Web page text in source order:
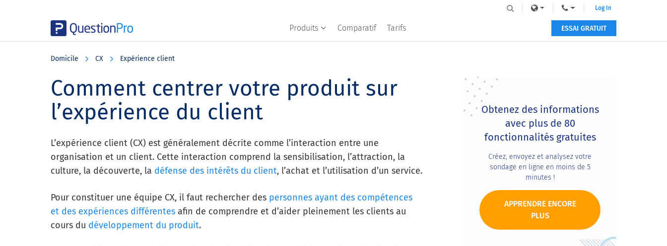
Produits Comparatif Tarifs
Log In
ESSAI GRATUIT
Domicile CX Expérience client
Comment centrer votre produit sur
l’expérience du client
L’expérience client (CX) est généralement décrite comme l’interaction entre une
organisation et un client. Cette interaction comprend la sensibilisation, l’attraction, la
culture, la découverte, la défense des intérêts du client, l’achat et l’utilisation d’un service.
Pour constituer une équipe CX, il faut rechercher des personnes ayant des compétences
et des expériences différentes afin de comprendre et d’aider pleinement les clients au
cours du développement du produit.
Primary
Sidebar
Obtenez des informations
avec plus de 80
fonctionnalités gratuites
Créez, envoyez et analysez votre
sondage en ligne en moins de 5
minutes !
APPRENDRE ENCORE
PLUS